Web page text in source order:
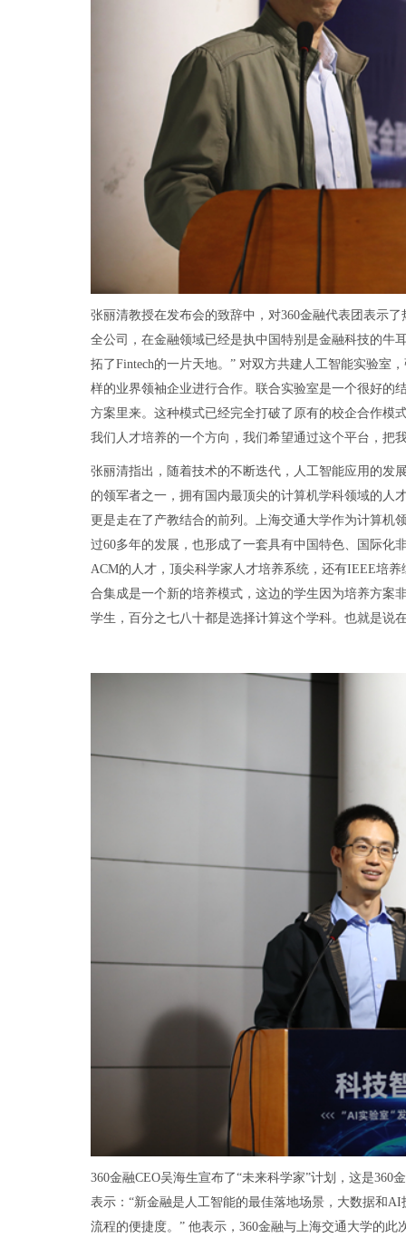
张丽清教授在发布会的致辞中，对360金融代表团表示
全公司，在金融领域已经是执中国特别是金融科技的牛
拓了Fintech的一片天地。” 对双方共建人工智能实验室
样的业界领袖企业进行合作。联合实验室是一个很好的
方案里来。这种模式已经完全打破了原有的校企合作模
我们人才培养的一个方向，我们希望通过这个平台，把
张丽清指出，随着技术的不断迭代，人工智能应用的发
的领军者之一，拥有国内最顶尖的计算机学科领域的人
更是走在了产教结合的前列。上海交通大学作为计算机
过60多年的发展，也形成了一套具有中国特色、国际化
ACM的人才，顶尖科学家人才培养系统，还有IEEE培
合集成是一个新的培养模式，这边的学生因为培养方案
学生，百分之七八十都是选择计算这个学科。也就是说
360金融CEO吴海生宣布了“未来科学家”计划，这是
表示：“新金融是人工智能的最佳落地场景，大数据和
流程的便捷度。” 他表示，360金融与上海交通大学的